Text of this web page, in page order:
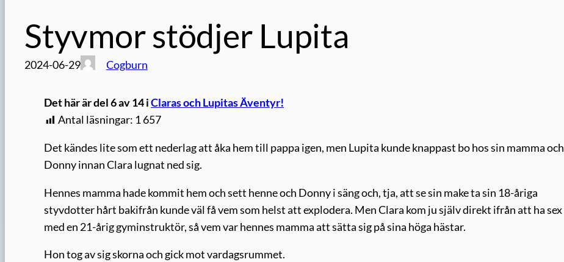
Styvmor stödjer Lupita
2024-06-29 Cogburn
Det här är del 6 av 14 iClaras och Lupitas Äventyr!
Antal läsningar: 1 657
Det kändes lite som ett nederlag att åka hem till pappa igen, men Lupita kunde knappast bo hos sin mamma och
Donny innan Clara lugnat ned sig.
Hennes mamma hade kommit hem och sett henne och Donny i säng och, tja, att se sin make ta sin 18-åriga
styvdotter hårt bakifrån kunde väl få vem som helst att explodera. Men Clara kom ju själv direkt ifrån att ha sex
med en 21-årig gyminstruktör, så vem var hennes mamma att sätta sig på sina höga hästar.
Hon tog av sig skorna och gick mot vardagsrummet.